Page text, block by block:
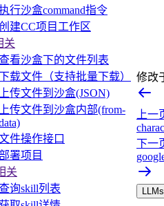
行沙盒command指令
建CC项目工作区
关
看沙盒下的文件列表
载文件（支持批量下载）
上传文件到沙盒(JSON)
上传文件到沙盒内部(from-
件操作接口
署项目
关
询skill列表
修改
上一
下一